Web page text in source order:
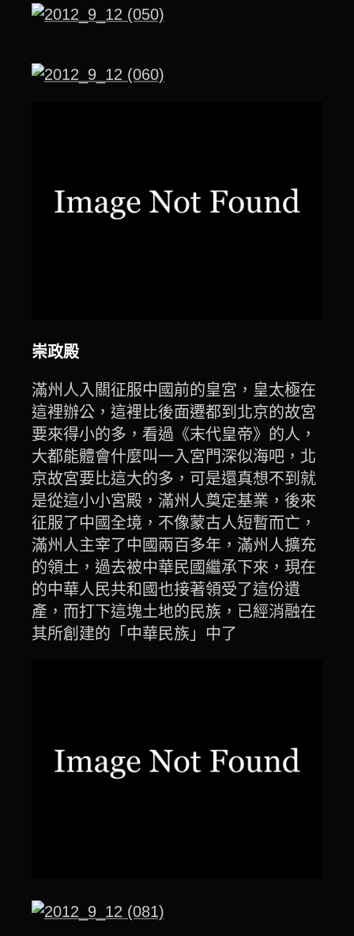
崇政殿
滿州人入關征服中國前的皇宮，皇太極在
這裡辦公，這裡比後面遷都到北京的故宮
要來得小的多，看過《末代皇帝》的人，
大都能體會什麼叫一入宮門深似海吧，北
京故宮要比這大的多，可是還真想不到就
是從這小小宮殿，滿州人奠定基業，後來
征服了中國全境，不像蒙古人短暫而亡，
滿州人主宰了中國兩百多年，滿州人擴充
的領土，過去被中華民國繼承下來，現在
的中華人民共和國也接著領受了這份遺
產，而打下這塊土地的民族，已經消融在
其所創建的「中華民族」中了